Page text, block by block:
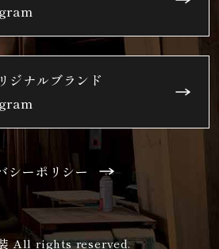
ナルブランド
シーポリシー
All rights reserved.